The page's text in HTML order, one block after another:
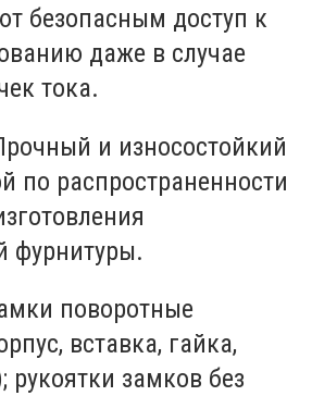
безопасным доступ к
даже в случае
тока.
и износостойкий
по распространенности
фурнитуры.
поворотные
вставка, гайка,
рукоятки замков без